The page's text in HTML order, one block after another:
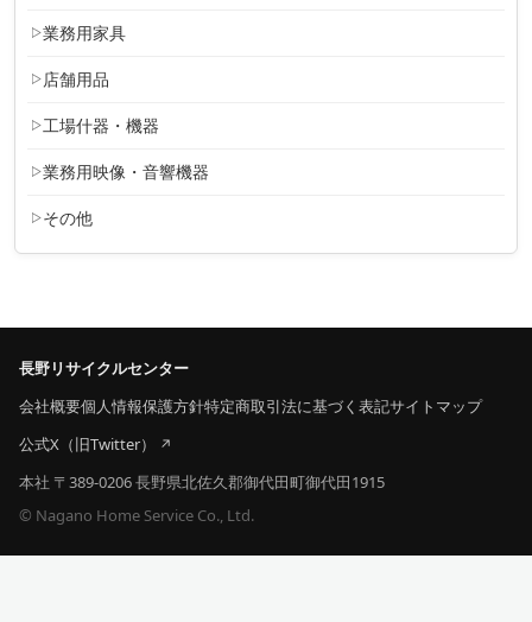
業務用家具
店舗用品
工場什器・機器
業務用映像・音響機器
その他
長野リサイクルセンター
会社概要個人情報保護方針特定商取引法に基づく表記サイトマップ
公式X（旧Twitter）
本社 〒389-0206 長野県北佐久郡御代田町御代田1915
© Nagano Home Service Co., Ltd.